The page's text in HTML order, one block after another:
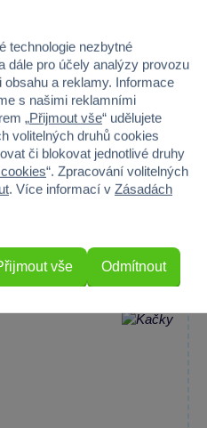
rozvíjí kreativitu a...
technologie nezbytné
dále pro účely analýzy provozu
a reklamy. Informace
s našimi reklamními
„Přijmout vše“ udělujete
volitelných druhů cookies
či blokovat jednotlivé druhy
“. Zpracování volitelných
. Více informací v Zásadách
Odmítnout
vše